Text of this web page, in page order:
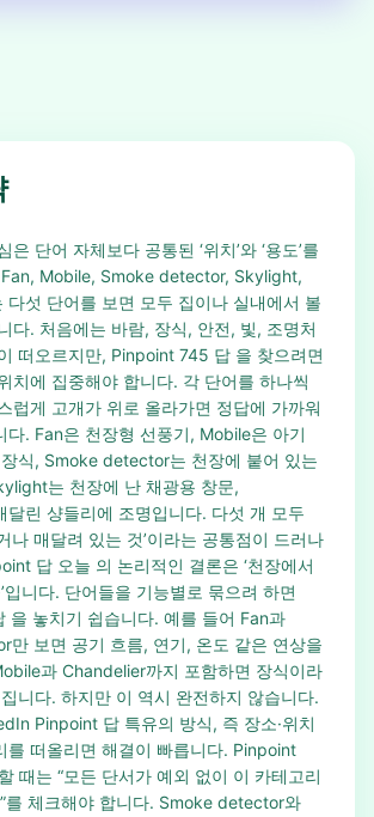
은 단어 자체보다 공통된 ‘위치’와 ‘용도’를
Mobile, Smoke detector, Skylight,
다섯 단어를 보면 모두 집이나 실내에서 볼
다. 처음에는 바람, 장식, 안전, 빛, 조명처
떠오르지만, Pinpoint 745 답 을 찾으려면
치에 집중해야 합니다. 각 단어를 하나씩
럽게 고개가 위로 올라가면 정답에 가까워
다. Fan은 천장형 선풍기, Mobile은 아기
식, Smoke detector는 천장에 붙어 있는
는 천장에 난 채광용 창문,
달린 샹들리에 조명입니다. 다섯 개 모두
나 매달려 있는 것’이라는 공통점이 드러나
답 오늘 의 논리적인 결론은 ‘천장에서
입니다. 단어들을 기능별로 묶으려 하면
을 놓치기 쉽습니다. 예를 들어 Fan과
만 보면 공기 흐름, 연기, 온도 같은 연상을
과 Chandelier까지 포함하면 장식이라
니다. 하지만 이 역시 완전하지 않습니다.
Pinpoint 답 특유의 방식, 즉 장소·위치
를 떠올리면 해결이 빠릅니다. Pinpoint
때는 “모든 단서가 예외 없이 이 카테고리
를 체크해야 합니다. Smoke detector와